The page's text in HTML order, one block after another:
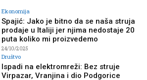
Ekonomija
Spajić: Jako je bitno da se naša struja
prodaje u Italiji jer njima nedostaje 20
puta koliko mi proizvedemo
24/10/2025
Društvo
Ispadi na elektromreži: Bez struje
Virpazar, Vranjina i dio Podgorice